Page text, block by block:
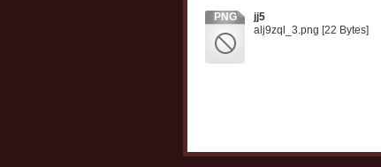
PNG
jj5
alj9zql_3.png [22 Bytes]